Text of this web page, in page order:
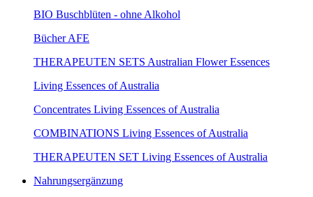
BIO Buschblüten - ohne Alkohol
Bücher AFE
THERAPEUTEN SETS Australian Flower Essences
Living Essences of Australia
Concentrates Living Essences of Australia
COMBINATIONS Living Essences of Australia
THERAPEUTEN SET Living Essences of Australia
Nahrungsergänzung